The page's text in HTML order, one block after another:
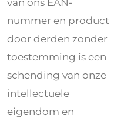
nummer en product
door derden zonder
toestemming is een
schending van onze
intellectuele
eigendom en